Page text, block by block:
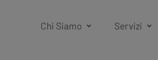
Chi Siamo Servizi